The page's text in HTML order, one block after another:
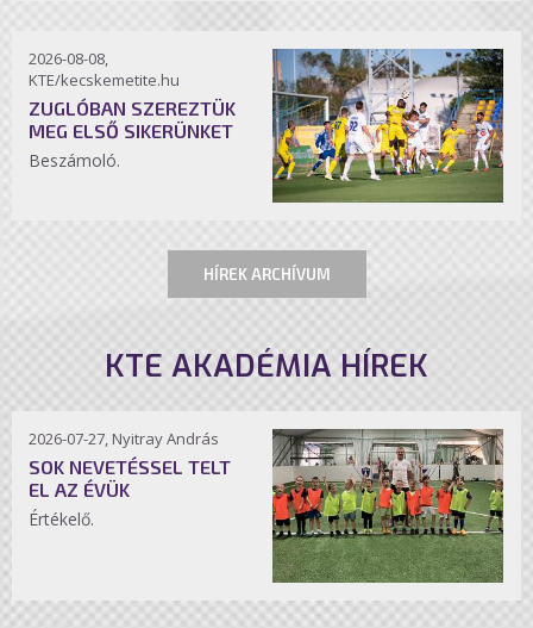
2026-08-08,
KTE/kecskemetite.hu
ZUGLÓBAN SZEREZTÜK
MEG ELSŐ SIKERÜNKET
Beszámoló.
HÍREK ARCHÍVUM
KTE AKADÉMIA HÍREK
2026-07-27, Nyitray András
SOK NEVETÉSSEL TELT
EL AZ ÉVÜK
Értékelő.